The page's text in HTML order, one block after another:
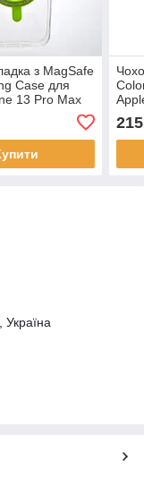
з MagSafe
Case для
13 Pro Max
215